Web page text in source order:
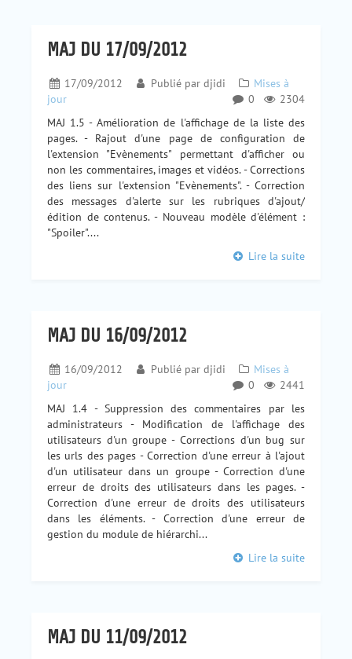
MAJ DU 17/09/2012
17/09/2012 Publié par djidi
Mises à
jour
2304
0
MAJ 1.5 - Amélioration de l'affichage de la liste des
pages. - Rajout d'une page de configuration de
l'extension "Evènements" permettant d'afficher ou
non les commentaires, images et vidéos. - Corrections
des liens sur l'extension "Evènements". - Correction
des messages d'alerte sur les rubriques d'ajout/
édition de contenus. - Nouveau modèle d'élément :
"Spoiler"....
Lire la suite
MAJ DU 16/09/2012
16/09/2012 Publié par djidi
Mises à
jour
2441
0
MAJ 1.4 - Suppression des commentaires par les
administrateurs - Modification de l'affichage des
utilisateurs d'un groupe - Corrections d'un bug sur
les urls des pages - Correction d'une erreur à l'ajout
d'un utilisateur dans un groupe - Correction d'une
erreur de droits des utilisateurs dans les pages. -
Correction d'une erreur de droits des utilisateurs
dans les éléments. - Correction d'une erreur de
gestion du module de hiérarchi...
Lire la suite
MAJ DU 11/09/2012